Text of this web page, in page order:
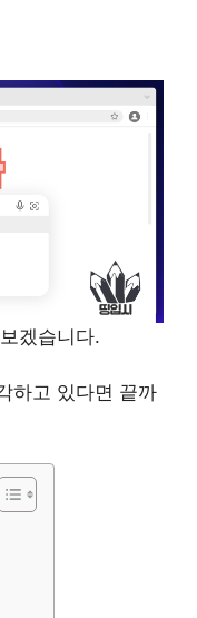
겠습니다.
하고 있다면 끝까